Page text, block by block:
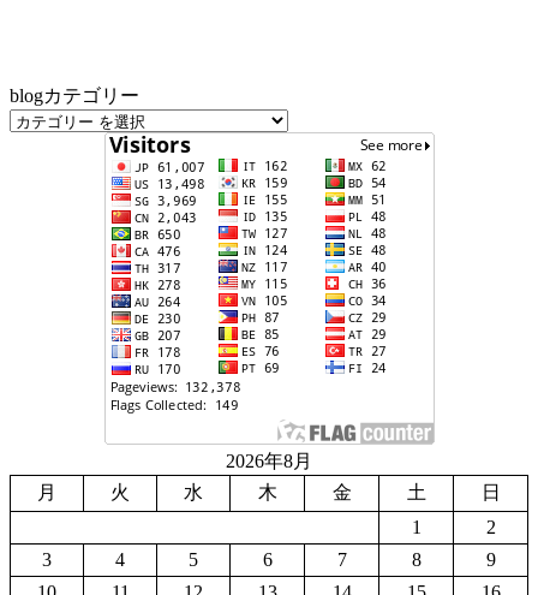
blogカテゴリー
2026年8月
月
火 水 木 金 土
日
1
2
3
4 5 6 7 8
9